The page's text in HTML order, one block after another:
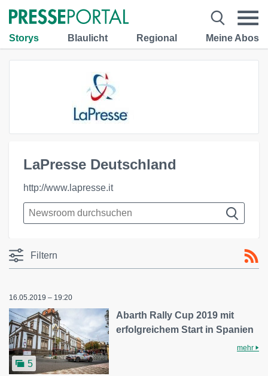
Storys Blaulicht Regional Meine Abos
LaPresse Deutschland
http://www.lapresse.it
Filtern
16.05.2019 – 19:20
5
Abarth Rally Cup 2019 mit
erfolgreichem Start in Spanien
mehr